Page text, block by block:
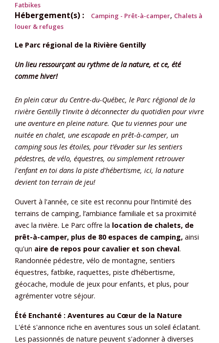
Fatbikes
Hébergement(s) : Camping - Prêt-à-camper, Chalets à
louer & refuges
Le Parc régional de la Rivière Gentilly
Un lieu ressourçant au rythme de la nature, et ce, été
comme hiver!
En plein cœur du Centre-du-Québec, le Parc régional de la
rivière Gentilly t’invite à déconnecter du quotidien pour vivre
une aventure en pleine nature. Que tu viennes pour une
nuitée en chalet, une escapade en prêt-à-camper, un
camping sous les étoiles, pour t’évader sur les sentiers
pédestres, de vélo, équestres, ou simplement retrouver
l'enfant en toi dans la piste d'hébertisme, ici, la nature
devient ton terrain de jeu!
Ouvert à l'année, ce site est reconnu pour l’intimité des
terrains de camping, l’ambiance familiale et sa proximité
avec la rivière. Le Parc offre la location de chalets, de
prêt-à-camper, plus de 80 espaces de camping, ainsi
qu'un aire de repos pour cavalier et son cheval.
Randonnée pédestre, vélo de montagne, sentiers
équestres, fatbike, raquettes, piste d’hébertisme,
géocache, module de jeux pour enfants, et plus, pour
agrémenter votre séjour.
Été Enchanté : Aventures au Cœur de la Nature
L'été s'annonce riche en aventures sous un soleil éclatant.
Les passionnés de nature peuvent s'adonner à diverses